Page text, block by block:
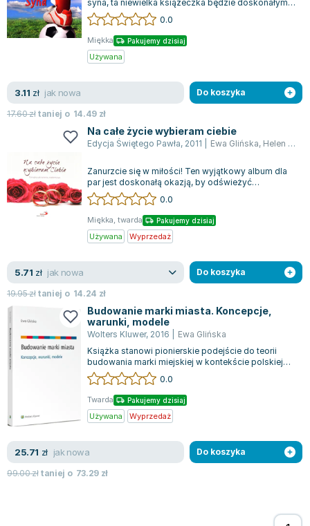
Zygmunt Freud
Agata Passent
Katarzyna Miller
Antoine de Saint Exupery
Lew Tołstoj
Mark Twain
Marcin Meller
Paulina Młynarska
ks. Piotr Pawlukiewicz
Jarosław Sokołowski
Piotr Semka
Jarosław Iwaszkiewicz
Joseph Murphy
Jan Sztaudynger
Aleksander Puszkin
Maddie Ziegler
Leszek Czarnecki
Maria Seweryn
Janina Zającówna
syna, ta niewielka książeczka będzie doskonałym
wyborem! Stworzona z myślą o prawdziw...
0.0
Miękka Pakujemy dzisiaj
Używana
3.11 zł jak nowa
17.60złtaniej o 14.49 zł
Do koszyka
Na całe życie wybieram ciebie
Edycja Świętego Pawła, 2011 Ewa Glińska, Helen Exley
Zanurzcie się w miłości! Ten wyjątkowy album dla
par jest doskonałą okazją, by odświeżyć
wspomnienia z pierwszych chwil zauroczeni...
0.0
Miękka, twarda Pakujemy dzisiaj
Używana Wyprzedaż
5.71 zł jak nowa
19.95złtaniej o 14.24 zł
Do koszyka
Budowanie marki miasta. Koncepcje,
warunki, modele
Wolters Kluwer, 2016
Ewa Glińska
Książka stanowi pionierskie podejście do teorii
budowania marki miejskiej w kontekście polskiej
literatury przedmiotu, szczególnie...
0.0
Twarda Pakujemy dzisiaj
Używana Wyprzedaż
25.71 zł jak nowa
99.00złtaniej o 73.29 zł
Do koszyka